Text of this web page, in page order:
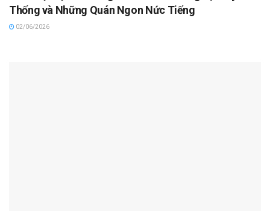
Thống và Những Quán Ngon Nức Tiếng
02/06/2026